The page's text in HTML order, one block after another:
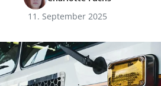
11. September 2025